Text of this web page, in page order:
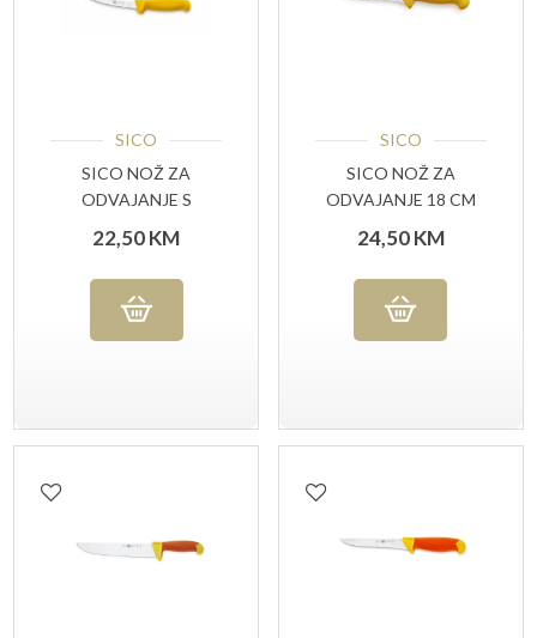
SICO
SICO NOŽ ZA
ODVAJANJE S
ŽUTA RUČKA
22,50KM
SICO
SICO NOŽ ZA
ODVAJANJE 18 CM
24,50KM